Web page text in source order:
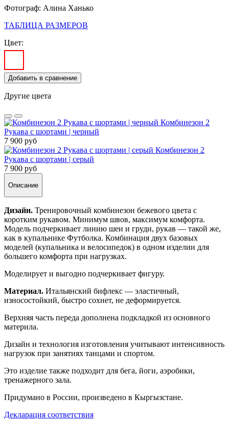
Фотограф: Алина Ханько
ТАБЛИЦА РАЗМЕРОВ
Цвет:
Добавить в сравнение
Другие цвета
Комбинезон 2
Рукава с шортами | черный
7 900 руб
Комбинезон 2
Рукава с шортами | серый
7 900 руб
Описание
Дизайн. Тренировочный комбинезон бежевого цвета с
коротким рукавом. Минимум швов, максимум комфорта.
Модель подчеркивает линию шеи и груди, рукав — такой же,
как в купальнике Футболка. Комбинация двух базовых
моделей (купальника и велосипедок) в одном изделии для
большего комфорта при нагрузках.
Моделирует и выгодно подчеркивает фигуру.
Материал. Итальянский бифлекс — эластичный,
износостойкий, быстро сохнет, не деформируется.
Верхняя часть переда дополнена подкладкой из основного
материла.
Дизайн и технология изготовления учитывают интенсивность
нагрузок при занятиях танцами и спортом.
Это изделие также подходит для бега, йоги, аэробики,
тренажерного зала.
Придумано в России, произведено в Кыргызстане.
Декларация соответствия